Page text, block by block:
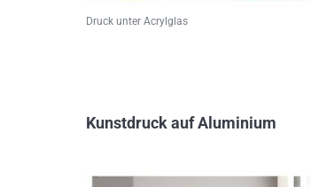
Druck unter Acrylglas
Kunstdruck auf Aluminium